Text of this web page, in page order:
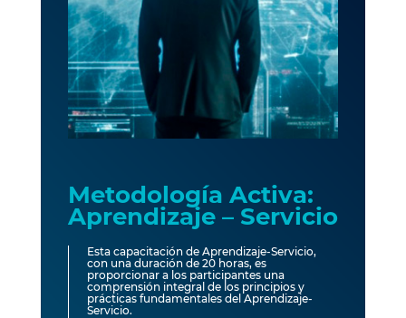
Metodología Activa:
Aprendizaje – Servicio
Esta capacitación de Aprendizaje-Servicio,
con una duración de 20 horas, es
proporcionar a los participantes una
comprensión integral de los principios y
prácticas fundamentales del Aprendizaje-
Servicio.